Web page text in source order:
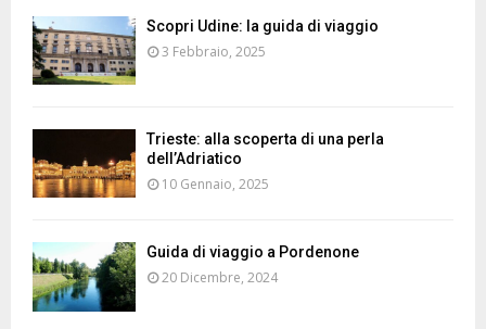
Scopri Udine: la guida di viaggio
3 Febbraio, 2025
Trieste: alla scoperta di una perla
dell’Adriatico
10 Gennaio, 2025
Guida di viaggio a Pordenone
20 Dicembre, 2024